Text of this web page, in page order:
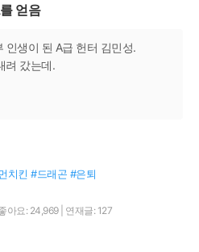
얻음
인생이 된 A급 헌터 김민성.
려 갔는데.
치킨 #드래곤 #은퇴
아요: 24,969 연재글: 127